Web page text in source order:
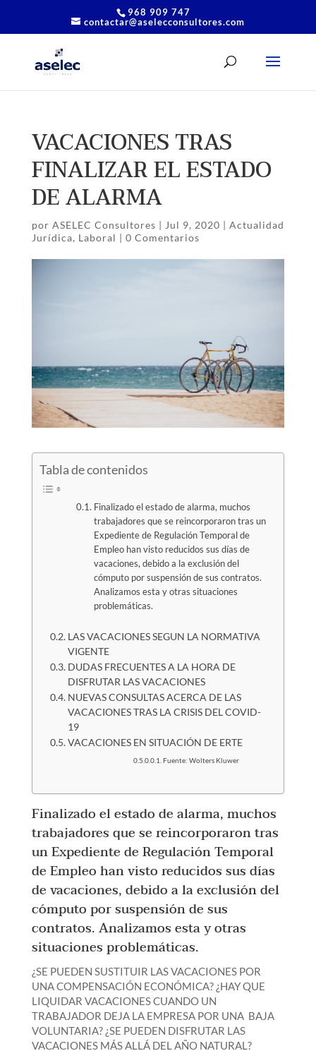
968 909 747
contactar@aselecconsultores.com
VACACIONES TRAS
FINALIZAR EL ESTADO
DE ALARMA
por ASELEC Consultores | Jul 9, 2020 | Actualidad
Jurídica, Laboral | 0 Comentarios
Tabla de contenidos
Finalizado el estado de alarma, muchos
trabajadores que se reincorporaron tras un
Expediente de Regulación Temporal de
Empleo han visto reducidos sus días de
vacaciones, debido a la exclusión del
cómputo por suspensión de sus contratos.
Analizamos esta y otras situaciones
problemáticas.
LAS VACACIONES SEGUN LA NORMATIVA
VIGENTE
DUDAS FRECUENTES A LA HORA DE
DISFRUTAR LAS VACACIONES
NUEVAS CONSULTAS ACERCA DE LAS
VACACIONES TRAS LA CRISIS DEL COVID-
19
VACACIONES EN SITUACIÓN DE ERTE
Fuente: Wolters Kluwer
Finalizado el estado de alarma, muchos
trabajadores que se reincorporaron tras
un Expediente de Regulación Temporal
de Empleo han visto reducidos sus días
de vacaciones, debido a la exclusión del
cómputo por suspensión de sus
contratos. Analizamos esta y otras
situaciones problemáticas.
¿SE PUEDEN SUSTITUIR LAS VACACIONES POR
UNA COMPENSACIÓN ECONÓMICA? ¿HAY QUE
LIQUIDAR VACACIONES CUANDO UN
TRABAJADOR DEJA LA EMPRESA POR UNA BAJA
VOLUNTARIA? ¿SE PUEDEN DISFRUTAR LAS
VACACIONES MÁS ALLÁ DEL AÑO NATURAL?